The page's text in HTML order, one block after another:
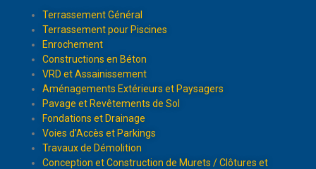
Terrassement Général
Terrassement pour Piscines
Enrochement
Constructions en Béton
VRD et Assainissement
Aménagements Extérieurs et Paysagers
Pavage et Revêtements de Sol
Fondations et Drainage
Voies d’Accès et Parkings
Travaux de Démolition
Conception et Construction de Murets / Clôtures et